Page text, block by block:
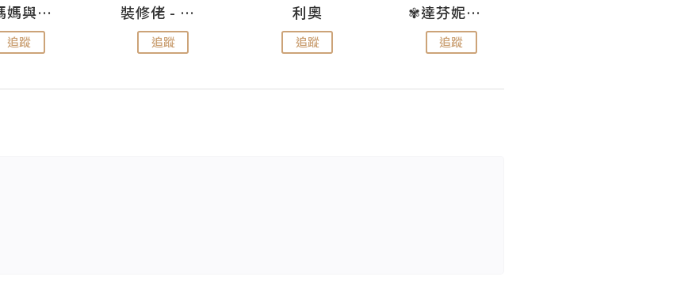
儍媽媽與兩隻小魔怪之家
追蹤
裝修佬 - 香港一站式網上裝修平台
追蹤
利奧
追蹤
✾達芬妮•愛孩子•愛生活✾
追蹤